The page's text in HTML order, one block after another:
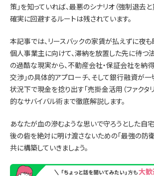
策」を知っていれば、最悪のシナリオ（強制退去
確実に回避するルートは残されています。
本記事では、リースバックの家賃が払えずに夜
個人事業主に向けて、滞納を放置した先に待つ
の過酷な現実から、不動産会社・保証会社を納
交渉」の具体的アプローチ、そして銀行融資が
状況下で現金を捻り出す「売掛金活用（ファクタ
的なサバイバル術まで徹底解説します。
あなたが血の滲むような思いで守ろうとした自
後の砦を絶対に明け渡さないための「最強の防衛
共に構築していきましょう。